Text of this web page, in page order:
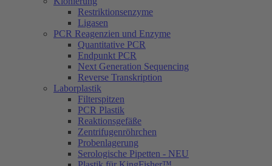
Restriktionsenzyme
Ligasen
PCR Reagenzien und Enzyme
Quantitative PCR
Endpunkt PCR
Next Generation Sequencing
Reverse Transkription
Laborplastik
Filterspitzen
PCR Plastik
Reaktionsgefäße
Zentrifugenröhrchen
Probenlagerung
Serologische Pipetten - NEU